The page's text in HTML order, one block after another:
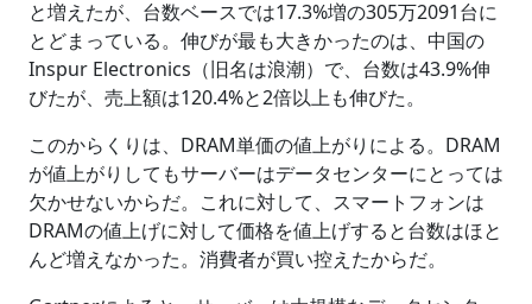
と増えたが、台数ベースでは17.3%増の305万2091台に
とどまっている。伸びが最も大きかったのは、中国の
Inspur Electronics（旧名は浪潮）で、台数は43.9%伸
びたが、売上額は120.4%と2倍以上も伸びた。
このからくりは、DRAM単価の値上がりによる。DRAM
が値上がりしてもサーバーはデータセンターにとっては
欠かせないからだ。これに対して、スマートフォンは
DRAMの値上げに対して価格を値上げすると台数はほと
んど増えなかった。消費者が買い控えたからだ。